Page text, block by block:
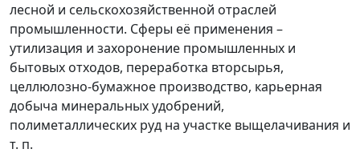
лесной и сельскохозяйственной отраслей
промышленности. Сферы её применения –
утилизация и захоронение промышленных и
бытовых отходов, переработка вторсырья,
целлюлозно-бумажное производство, карьерная
добыча минеральных удобрений,
полиметаллических руд на участке выщелачивания и
т. п.